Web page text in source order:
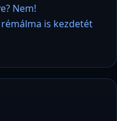
Nem!
is kezdetét